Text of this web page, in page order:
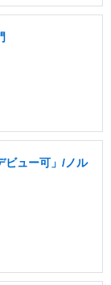
ビュー可」/ノル